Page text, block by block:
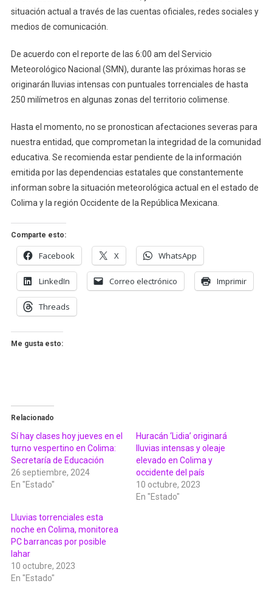
situación actual a través de las cuentas oficiales, redes sociales y
medios de comunicación.
De acuerdo con el reporte de las 6:00 am del Servicio
Meteorológico Nacional (SMN), durante las próximas horas se
originarán lluvias intensas con puntuales torrenciales de hasta
250 milímetros en algunas zonas del territorio colimense.
Hasta el momento, no se pronostican afectaciones severas para
nuestra entidad, que comprometan la integridad de la comunidad
educativa. Se recomienda estar pendiente de la información
emitida por las dependencias estatales que constantemente
informan sobre la situación meteorológica actual en el estado de
Colima y la región Occidente de la República Mexicana.
Comparte esto:
Facebook X WhatsApp
LinkedIn Correo electrónico Imprimir
Threads
Me gusta esto:
Relacionado
Sí hay clases hoy jueves en el
turno vespertino en Colima:
Secretaría de Educación
26 septiembre, 2024
En "Estado"
Huracán ‘Lidia’ originará
lluvias intensas y oleaje
elevado en Colima y
occidente del país
10 octubre, 2023
En "Estado"
Lluvias torrenciales esta
noche en Colima, monitorea
PC barrancas por posible
lahar
10 octubre, 2023
En "Estado"